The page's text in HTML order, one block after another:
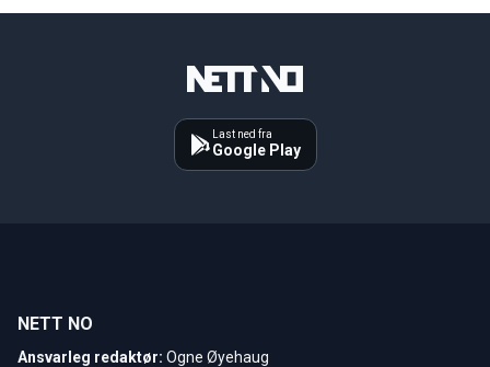
Last ned fra
Google Play
NETT NO
Ansvarleg redaktør: Ogne Øyehaug